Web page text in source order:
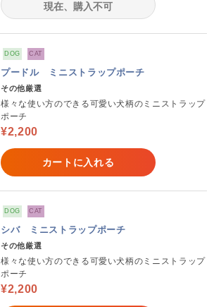
現在、購入不可
DOG CAT
プードル ミニストラップポーチ
その他厳選
様々な使い方のできる可愛い犬柄のミニストラップ
ポーチ
¥2,200
カートに入れる
DOG CAT
シバ ミニストラップポーチ
その他厳選
様々な使い方のできる可愛い犬柄のミニストラップ
ポーチ
¥2,200